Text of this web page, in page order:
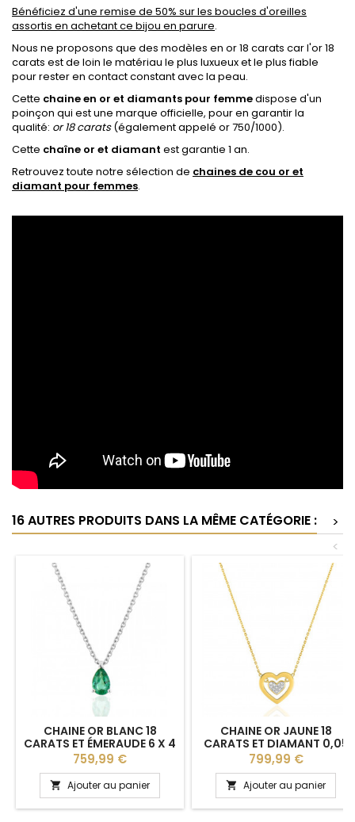
Bénéficiez d'une remise de 50% sur les boucles d'oreilles
assortis en achetant ce bijou en parure.
Nous ne proposons que des modèles en or 18 carats car l'or 18
carats est de loin le matériau le plus luxueux et le plus fiable
pour rester en contact constant avec la peau.
Cette chaine en or et diamants pour femmedispose d'un
poinçon qui est une marque officielle, pour en garantir la
qualité: or 18 carats(également appelé or 750/1000).
Cette chaîne or et diamant est garantie 1 an.
Retrouvez toute notre sélection de chaines de cou or et
diamant pour femmes.
16 AUTRES PRODUITS DANS LA MÊME CATÉGORIE :
>
<
CHAINE OR BLANC 18
CARATS ET ÉMERAUDE 6 X 4
MM
Prix
759,99 €
 Ajouter au panier
CHAINE OR JAUNE 18
CARATS ET DIAMANT 0,05
CARAT
Prix
799,99 €
 Ajouter au panier